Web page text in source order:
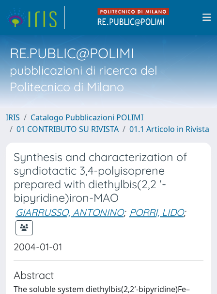
RE.PUBLIC@POLIMI
pubblicazioni di ricerca del
Politecnico di Milano
IRIS
Catalogo Pubblicazioni POLIMI
01 CONTRIBUTO SU RIVISTA
01.1 Articolo in Rivista
Synthesis and characterization of
syndiotactic 3,4-polyisoprene
prepared with diethylbis(2,2 '-
bipyridine)iron-MAO
GIARRUSSO, ANTONINO; PORRI, LIDO;
2004-01-01
Abstract
The soluble system diethylbis(2,2′-bipyridine)Fe–